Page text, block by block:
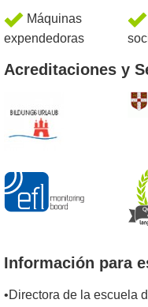
Máquinas
expendedoras
Acreditaciones y
Información para
•Directora de la escuela